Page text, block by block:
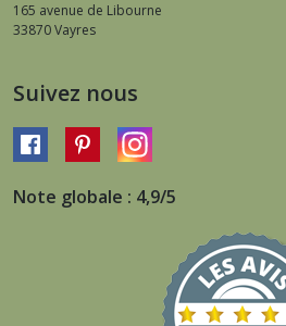
165 avenue de Libourne
33870Vayres
Suivez nous
Note globale : 4,9/5